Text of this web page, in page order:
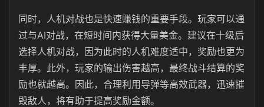
同时，人机对战也是快速赚钱的重要手段。玩家可以通
过与AI对战，在短时间内获得大量美金。建议在十级后
选择人机对战，因为此时的人机难度适中，奖励也更为
丰厚。此外，玩家的输出伤害越高，最终战斗结算的奖
励也就越高。因此，合理利用导弹等高效武器，迅速摧
毁敌人，将有助于提高奖励金额。